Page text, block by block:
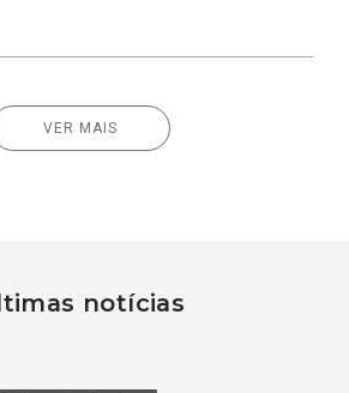
VER MAIS
notícias